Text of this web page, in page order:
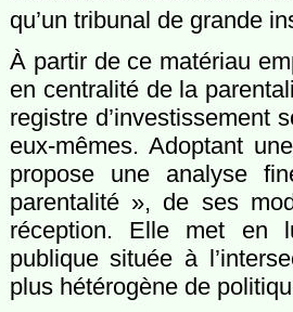
qu’un tribunal de grande
À partir de ce matériau
en centralité de la
registre d’investissement
eux-mêmes. Adoptant
propose une analyse
parentalité », de ses
réception. Elle met en
publique située à
plus hétérogène de